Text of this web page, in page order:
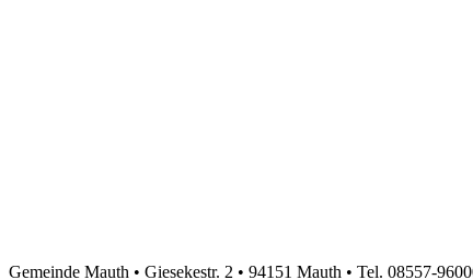
Gemeinde Mauth • Giesekestr. 2 • 94151 Mauth • Tel. 08557-